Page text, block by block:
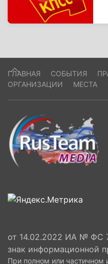
ГЛАВНАЯ СОБЫТИЯ
ОРГАНИЗАЦИИ
МЕСТА
от 14.02.2022 ИА № ФС
знак информационной
При полном или частичном